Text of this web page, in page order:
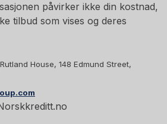
påvirker ikke din kostnad,
tilbud som vises og deres
House, 148 Edmund Street,